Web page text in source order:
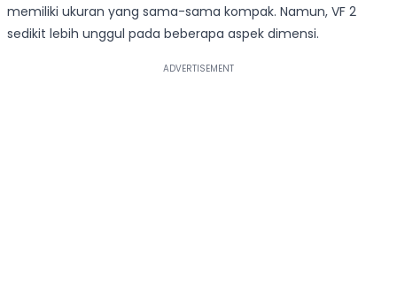
memiliki ukuran yang sama-sama kompak. Namun, VF 2
sedikit lebih unggul pada beberapa aspek dimensi.